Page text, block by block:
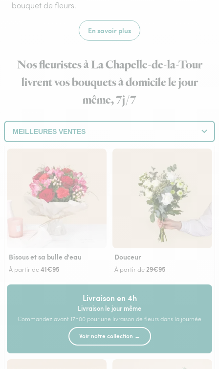
bouquet de fleurs.
En savoir plus
Nos fleuristes à La Chapelle-de-la-Tour
livrent vos bouquets à domicile le jour
même, 7j/7
Bisous et sa bulle d'eau
À partir de41€95
Douceur
À partir de29€95
Livraison en 4h
Livraison le jour même
Commandez avant 17h00 pour une livraison de fleurs dans la journée
Voir notre collection →